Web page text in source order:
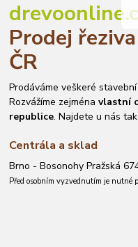
Prodej
ČR
Prodáváme veškeré
Rozvážíme zejménavlastní
republice. Najdete u nás
Centrála a sklad
Brno - Bosonohy Pražská
Před osobním vyzvednutím je nutné